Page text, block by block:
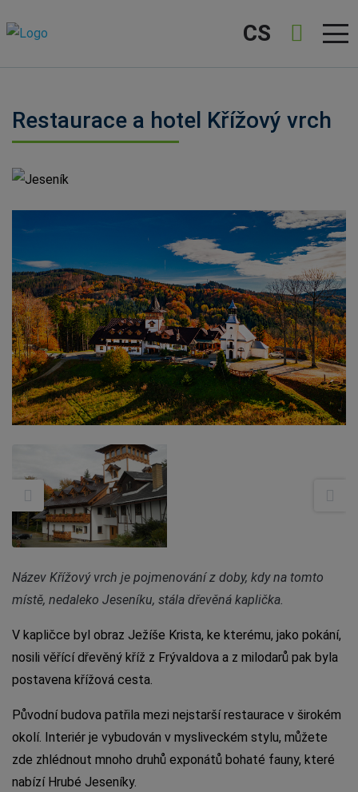
CS
Restaurace a hotel Křížový vrch
Jeseník
Název Křížový vrch je pojmenování z doby, kdy na tomto
místě, nedaleko Jeseníku, stála dřevěná kaplička.
V kapličce byl obraz Ježíše Krista, ke kterému, jako pokání,
nosili věřící dřevěný kříž z Frývaldova a z milodarů pak byla
postavena křížová cesta.
Původní budova patřila mezi nejstarší restaurace v širokém
okolí. Interiér je vybudován v mysliveckém stylu, můžete
zde zhlédnout mnoho druhů exponátů bohaté fauny, které
nabízí Hrubé Jeseníky.